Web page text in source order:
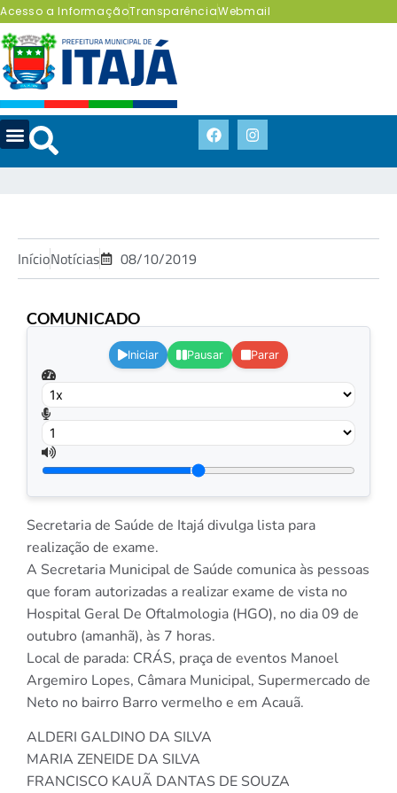
Acesso a InformaçãoTransparênciaWebmail
InícioNotícias 08/10/2019
COMUNICADO
Iniciar Pausar Parar
Secretaria de Saúde de Itajá divulga lista para
realização de exame.
A Secretaria Municipal de Saúde comunica às pessoas
que foram autorizadas a realizar exame de vista no
Hospital Geral De Oftalmologia (HGO), no dia 09 de
outubro (amanhã), às 7 horas.
Local de parada: CRÁS, praça de eventos Manoel
Argemiro Lopes, Câmara Municipal, Supermercado de
Neto no bairro Barro vermelho e em Acauã.
ALDERI GALDINO DA SILVA
MARIA ZENEIDE DA SILVA
FRANCISCO KAUÃ DANTAS DE SOUZA